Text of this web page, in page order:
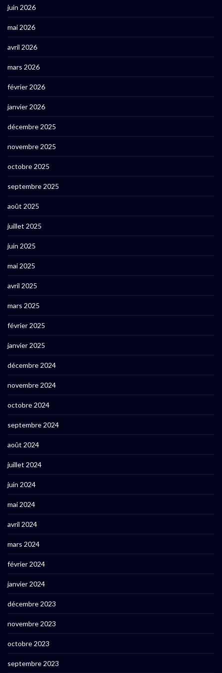
juin 2026
mai 2026
avril 2026
mars 2026
février 2026
janvier 2026
décembre 2025
novembre 2025
octobre 2025
septembre 2025
août 2025
juillet 2025
juin 2025
mai 2025
avril 2025
mars 2025
février 2025
janvier 2025
décembre 2024
novembre 2024
octobre 2024
septembre 2024
août 2024
juillet 2024
juin 2024
mai 2024
avril 2024
mars 2024
février 2024
janvier 2024
décembre 2023
novembre 2023
octobre 2023
septembre 2023